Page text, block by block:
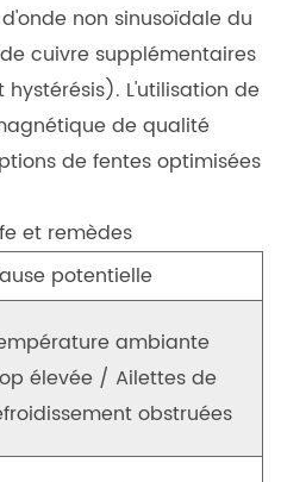
non sinusoïdale du
cuivre supplémentaires
L'utilisation de
de qualité
de fentes optimisées
et remèdes
potentielle
ambiante
élevée / Ailettes de
obstruées